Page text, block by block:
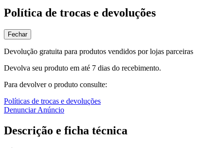
Política de trocas e devoluções
Fechar
Devolução gratuita para produtos vendidos por lojas parceiras
Devolva seu produto em até 7 dias do recebimento.
Para devolver o produto consulte:
Políticas de trocas e devoluções
Denunciar Anúncio
Descrição e ficha técnica